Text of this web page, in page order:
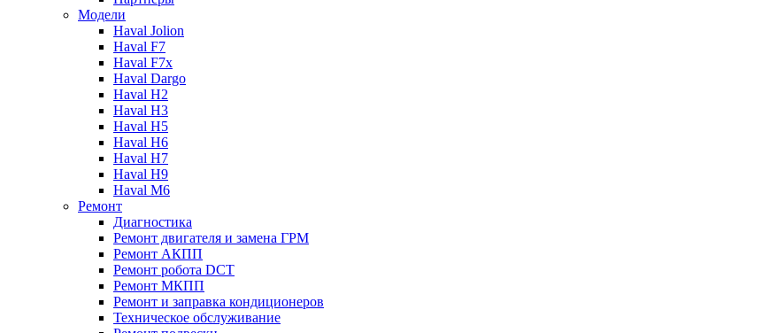
Модели
Haval Jolion
Haval F7
Haval F7x
Haval Dargo
Haval H2
Haval H3
Haval H5
Haval H6
Haval H7
Haval H9
Haval M6
Ремонт
Диагностика
Ремонт двигателя и замена ГРМ
Ремонт АКПП
Ремонт робота DCT
Ремонт МКПП
Ремонт и заправка кондиционеров
Техническое обслуживание